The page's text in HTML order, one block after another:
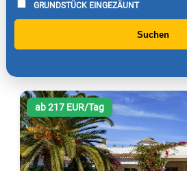
GRUNDSTÜCK EINGEZÄUNT
Suchen
ab 217 EUR/Tag